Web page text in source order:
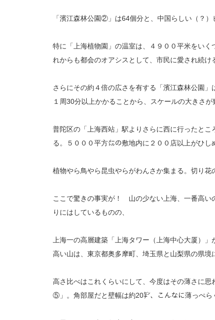
「濱江森林公園②」は64個分と、中国らしい（？）
特に「上海植物園」の温室は、４９００平米をい
れからも都会のオアシスとして、市民に愛され続け
さらにその約４倍の広さを有する「濱江森林公園
１周30分以上かかることから、スケールの大きさが
普陀区の「上海西站」駅よりさらに西に行ったと
る。５０００平方㍍の敷地内に２００店以上がひし
植物やら鳥やら昆虫やらがわんさか集まる。切り花
ここで驚きの事実が！ 山の少ない上海、一番高
りにはしているものの、
上海一の高層建築「上海タワー（上海中心大厦）
高い山は、東京都奥多摩町、埼玉県と山梨県の県境
高さ比べはこれくらいにして、今度はその薄さに
⑤」。角部屋だと壁幅は約20㌢、こんなに薄っぺら